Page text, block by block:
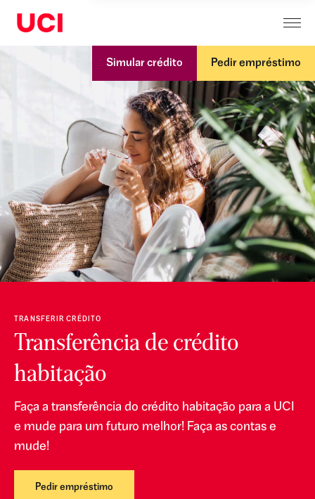
Simular crédito Pedir empréstimo
TRANSFERIR CRÉDITO
Transferência de crédito
habitação
Faça a transferência do crédito habitação para a UCI
e mude para um futuro melhor! Faça as contas e
mude!
Pedir empréstimo